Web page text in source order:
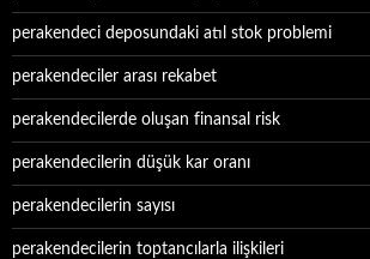
perakendeci deposundaki atıl stok problemi
perakendeciler arası rekabet
perakendecilerde oluşan finansal risk
perakendecilerin düşük kar oranı
perakendecilerin sayısı
perakendecilerin toptancılarla ilişkileri